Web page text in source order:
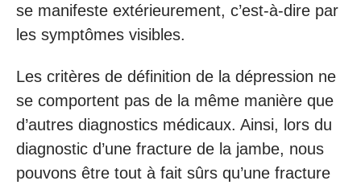
se manifeste extérieurement, c’est-à-dire par
les symptômes visibles.
Les critères de définition de la dépression ne
se comportent pas de la même manière que
d’autres diagnostics médicaux. Ainsi, lors du
diagnostic d’une fracture de la jambe, nous
pouvons être tout à fait sûrs qu’une fracture